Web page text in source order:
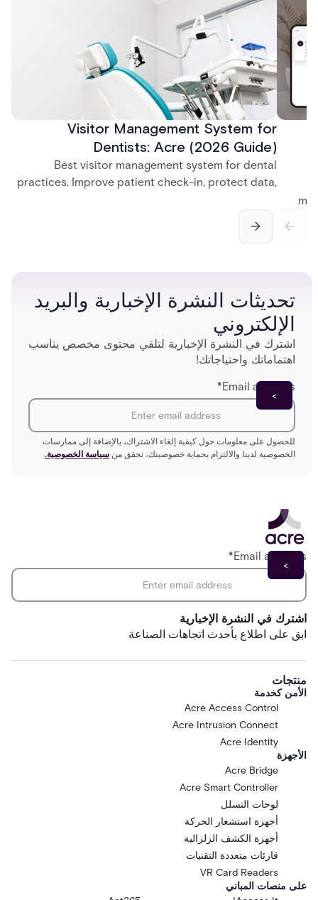
Visitor Management System for
Dentists: Acre (2026 Guide)
Best visitor management system for dental
practices. Improve patient check-in, protect data,
تحديثات النشرة الإخبارية والبريد
الإلكتروني
اشترك في النشرة الإخبارية لتلقي محتوى مخصص يناسب
اهتماماتك واحتياجاتك!
Email address
*
للحصول على معلومات حول كيفية إلغاء الاشتراك، بالإضافة إلى ممارسات
الخصوصية لدينا والالتزام بحماية خصوصيتك، تحقق من سياسة الخصوصية.
اشترك في النشرة الإخبارية
ابق على اطلاع بأحدث اتجاهات الصناعة
Email address
*
منتجات
الأمن كخدمة
Acre Access Control
Acre Intrusion Connect
Acre Identity
الأجهزة
Acre Bridge
Acre Smart Controller
لوحات التسلل
أجهزة استشعار الحركة
أجهزة الكشف الزلزالية
قارئات متعددة التقنيات
VR Card Readers
على منصات المباني